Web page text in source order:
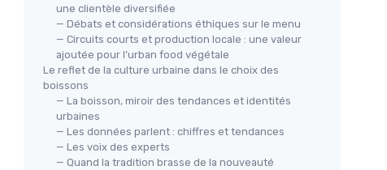
une clientèle diversifiée
— Débats et considérations éthiques sur le menu
— Circuits courts et production locale : une valeur
ajoutée pour l’urban food végétale
Le reflet de la culture urbaine dans le choix des
boissons
— La boisson, miroir des tendances et identités
urbaines
— Les données parlent : chiffres et tendances
— Les voix des experts
— Quand la tradition brasse de la nouveauté